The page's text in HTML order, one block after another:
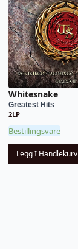
Whitesnake
Greatest Hits
2LP
Bestillingsvare
Legg I Handlekurv